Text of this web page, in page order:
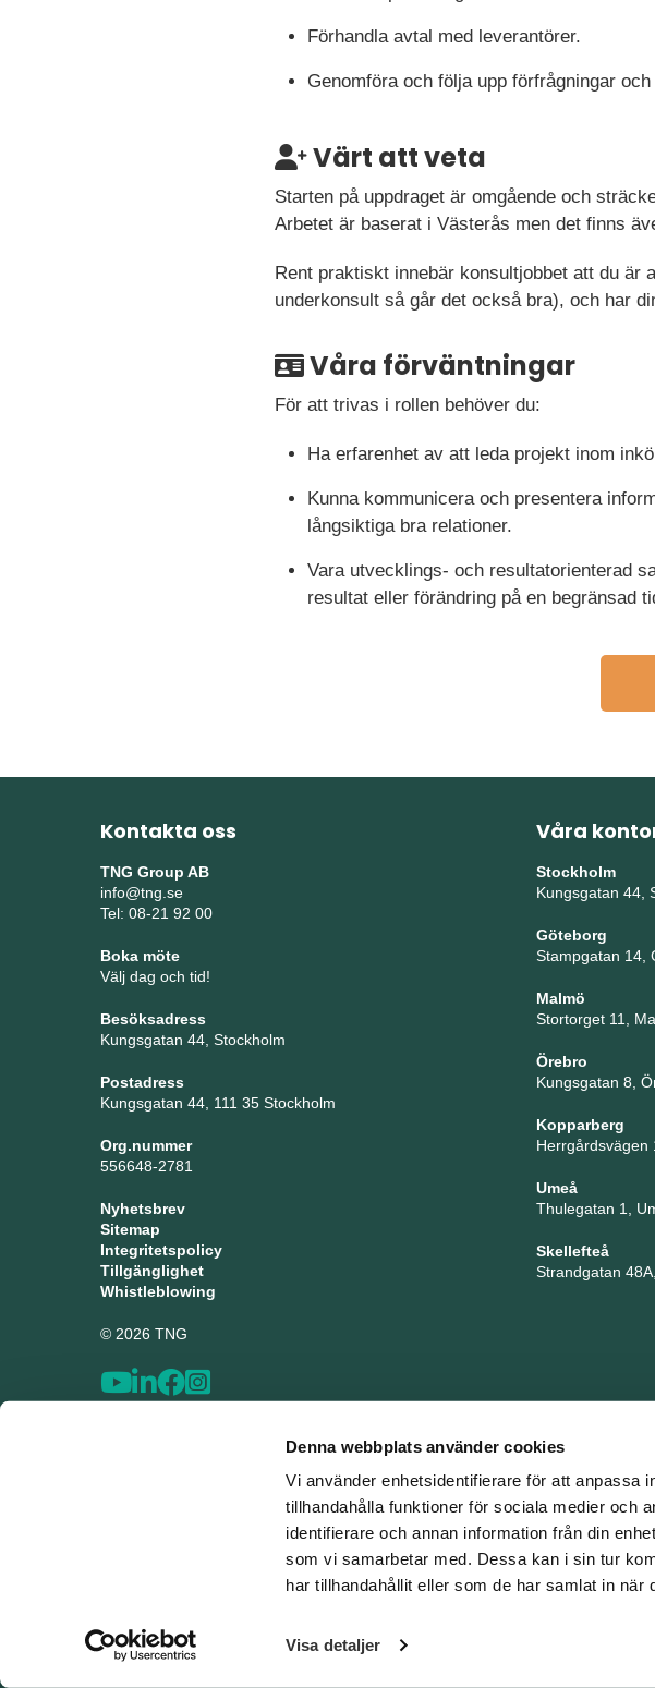
Denna webbplats använder cookies
Vi använder enhetsidentifierare för att anpassa
tillhandahålla funktioner för sociala medier och
identifierare och annan information från din
som vi samarbetar med. Dessa kan i sin tur
har tillhandahållit eller som de har samlat in när
Visa detaljer
Förhandla avtal med leverantörer.
Genomföra och följa upp förfrågningar
Värt att veta
Starten på uppdraget är omgående och
Arbetet är baserat i Västerås men det finns
Rent praktiskt innebär konsultjobbet att du är
underkonsult så går det också bra), och har
Våra förväntningar
För att trivas i rollen behöver du:
Ha erfarenhet av att leda projekt inom
Kunna kommunicera och presentera
långsiktiga bra relationer.
Vara utvecklings- och resultatorienterad
resultat eller förändring på en begränsad
Kontakta oss
TNG Group AB
info@tng.se
Tel: 08-21 92 00
Boka möte
Välj dag och tid!
Besöksadress
Kungsgatan 44, Stockholm
Postadress
Kungsgatan 44, 111 35 Stockholm
Org.nummer
556648-2781
Nyhetsbrev
Sitemap
Integritetspolicy
Tillgänglighet
Whistleblowing
© 2026 TNG
Våra
Stockholm
Kungsgatan 44,
Göteborg
Stampgatan 14,
Malmö
Stortorget 11,
Örebro
Kungsgatan 8,
Kopparberg
Herrgårdsvägen
Umeå
Thulegatan 1,
Skellefteå
Strandgatan
TNG är en del